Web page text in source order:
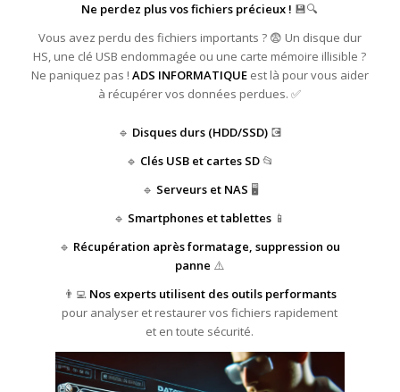
Ne perdez plus vos fichiers précieux ! 💾🔍
Vous avez perdu des fichiers importants ? 😨 Un disque dur
HS, une clé USB endommagée ou une carte mémoire illisible ?
Ne paniquez pas ! ADS INFORMATIQUEest là pour vous aider
à récupérer vos données perdues. ✅
🔹 Disques durs (HDD/SSD)💽
🔹 Clés USB et cartes SD📂
🔹 Serveurs et NAS 🖥️
🔹 Smartphones et tablettes 📱
🔹 Récupération après formatage, suppression ou
panne ⚠️
👨‍💻 Nos experts utilisent des outils performants
pour analyser et restaurer vos fichiers rapidement
et en toute sécurité.